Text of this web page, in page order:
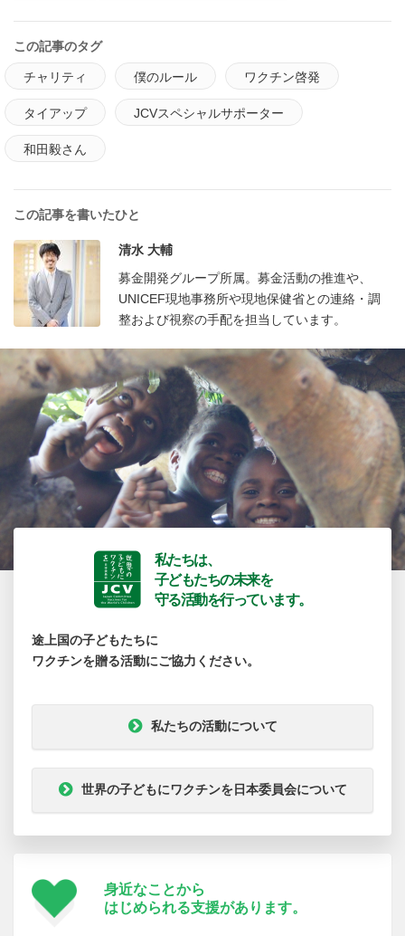
この記事のタグ
チャリティ 僕のルール ワクチン啓発
タイアップ JCVスペシャルサポーター
和田毅さん
この記事を書いたひと
清水 大輔
募金開発グループ所属。募金活動の推進や、
UNICEF現地事務所や現地保健省との連絡・調
整および視察の手配を担当しています。
私たちは、
子どもたちの未来を
守る活動を行っています。
途上国の子どもたちに
ワクチンを贈る活動にご協力ください。
私たちの活動について
世界の子どもにワクチンを日本委員会について
身近なことから
はじめられる支援があります。